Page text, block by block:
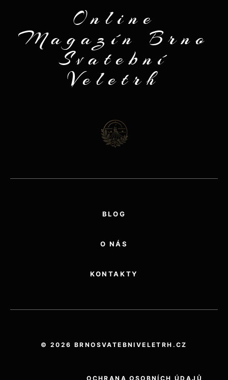
Online
Magazín Brno
Svatební
Veletrh
BLOG
O NÁS
KONTAKTY
© 2026 BRNOSVATEBNIVELETRH.CZ
OCHRANA OSOBNÍCH ÚDAJŮ